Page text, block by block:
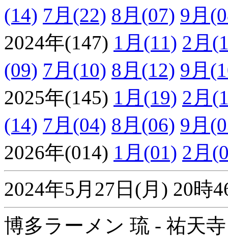
(14) 7月(22) 8月(07) 9月
2024年(147) 1月(11) 2月
(09) 7月(10) 8月(12) 9月
2025年(145) 1月(19) 2月
(14) 7月(04) 8月(06) 9月
2026年(014) 1月(01) 2月
2024年5月27日(月) 20時
博多ラーメン 琉 - 祐天寺